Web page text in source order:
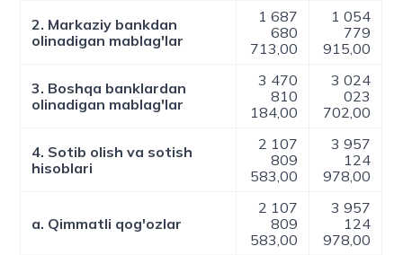
2. Markaziy bankdan
olinadigan mablag'lar
1 687
680
713,00
1 054
779
915,00
3. Boshqa banklardan
olinadigan mablag'lar
3 470
810
184,00
3 024
023
702,00
4. Sotib olish va sotish
hisoblari
2 107
809
583,00
3 957
124
978,00
a. Qimmatli qog'ozlar
2 107
809
583,00
3 957
124
978,00